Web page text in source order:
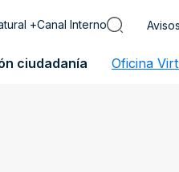
+Canal Interno
ciudadanía Oficina